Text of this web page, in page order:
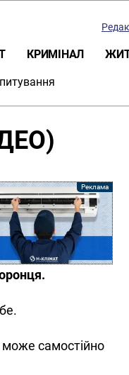
КРИМІНАЛ
самостійно